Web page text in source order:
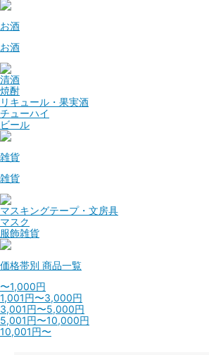
お酒
お酒
清酒
焼酎
リキュール・果実酒
チューハイ
ビール
雑貨
雑貨
マスキングテープ・文房具
マスク
服飾雑貨
価格帯別 商品一覧
〜1,000円
1,001円〜3,000円
3,001円〜5,000円
5,001円〜10,000円
10,001円〜